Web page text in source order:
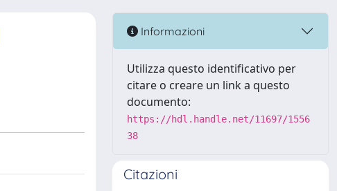
Informazioni
Utilizza questo identificativo per
citare o creare un link a questo
documento:
https://hdl.handle.net/11697/1556
38
Citazioni